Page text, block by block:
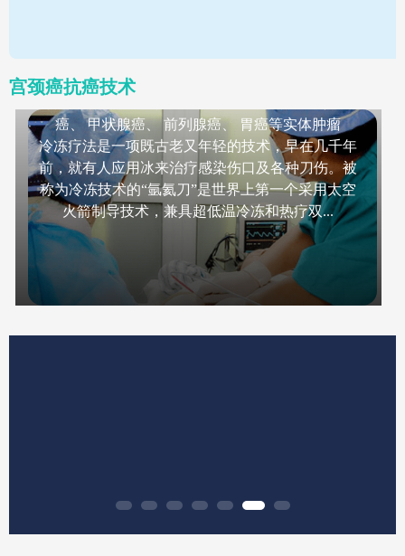
宫颈癌抗癌技术
冷冻疗法
癌、 甲状腺癌、 前列腺癌、 胃癌等实体肿瘤
冷冻疗法是一项既古老又年轻的技术，早在几千年
前，就有人应用冰来治疗感染伤口及各种刀伤。被
称为冷冻技术的“氩氦刀”是世界上第一个采用太空
火箭制导技术，兼具超低温冷冻和热疗双...